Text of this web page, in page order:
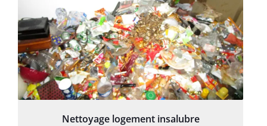
Nettoyage logement insalubre